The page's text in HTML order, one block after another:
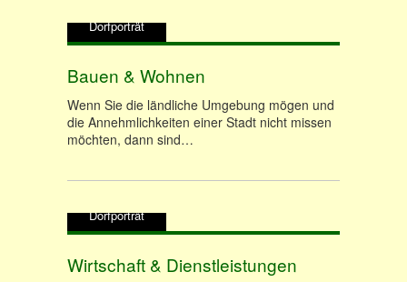
Dorfporträt
Bauen & Wohnen
Wenn Sie die ländliche Umgebung mögen und
die Annehmlichkeiten einer Stadt nicht missen
möchten, dann sind…
Dorfporträt
Wirtschaft & Dienstleistungen